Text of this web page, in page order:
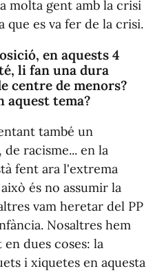
molta gent amb la crisi
que es va fer de la crisi.
en aquests 4
li fan una dura
centre de menors?
aquest tema?
també un
racisme... en la
fent ara l'extrema
és no assumir la
vam heretar del PP
Nosaltres hem
dues coses: la
i xiquetes en aquesta